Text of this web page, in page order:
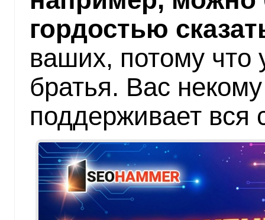
гордостью
ваших, потому что
братья. Вас
поддерживает вся